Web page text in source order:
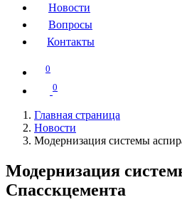
Новости
Вопросы
Контакты
0
0
Главная страница
Новости
Модернизация системы
Модернизация
Спасскцемента